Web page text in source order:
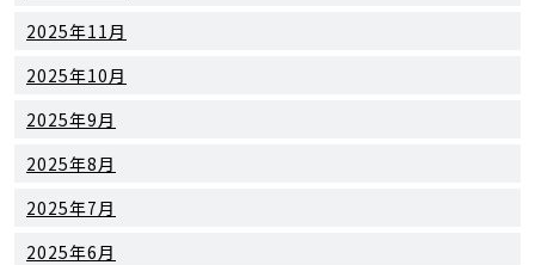
2025年11月
2025年10月
2025年9月
2025年8月
2025年7月
2025年6月